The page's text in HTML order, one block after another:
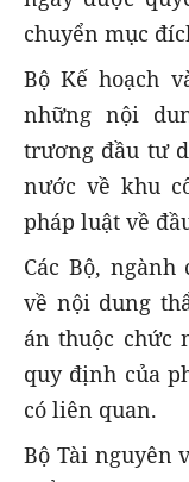
chuyển mục
Bộ Kế hoạch
những nội
trương đầu tư
nước về khu
pháp luật về
Các Bộ,
về nội dung
án thuộc chức
quy định của
có liên quan.
Bộ Tài nguyên